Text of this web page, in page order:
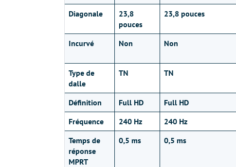
Diagonale
23,8
pouces
23,8 pouces
Incurvé
Non Non
Type de
dalle
TN TN
Définition Full HD Full HD
Fréquence
240 Hz 240 Hz
Temps de
réponse
MPRT
0,5 ms 0,5 ms